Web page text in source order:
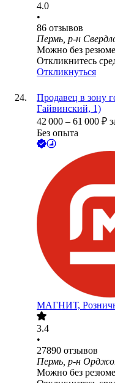
4.0
•
86 отзывов
Пермь, р-н
Можно без резюме
Откликнитесь
Откликнуться
Продавец в зону
Гайвинский, 1)
42 000 – 61 000 ₽
Без опыта
МАГНИТ,
3.4
•
27890 отзывов
Пермь, р-н
Можно без резюме